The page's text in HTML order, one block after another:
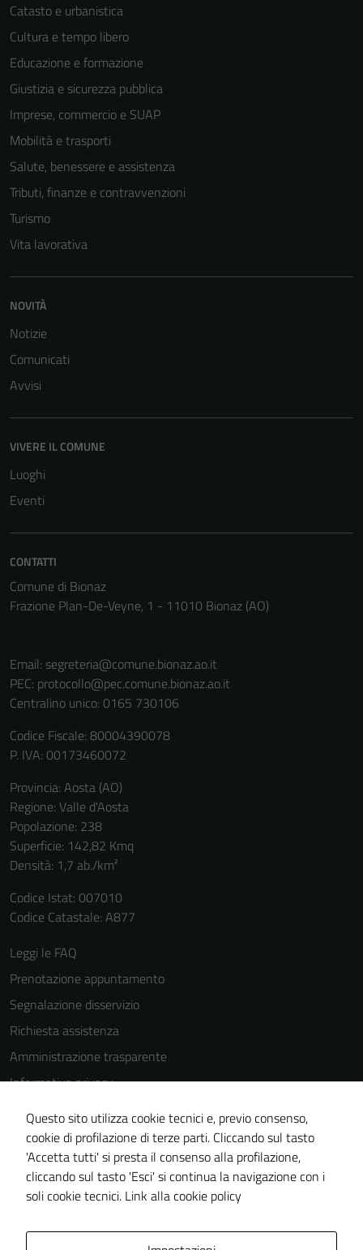
Catasto e urbanistica
Cultura e tempo libero
Educazione e formazione
Giustizia e sicurezza pubblica
Imprese, commercio e SUAP
Mobilità e trasporti
Salute, benessere e assistenza
Tributi, finanze e contravvenzioni
Turismo
Vita lavorativa
NOVITÀ
Notizie
Comunicati
Avvisi
VIVERE IL COMUNE
Luoghi
Eventi
CONTATTI
Comune di Bionaz
Frazione Plan-De-Veyne, 1 - 11010 Bionaz (AO)
Email: segreteria@comune.bionaz.ao.it
PEC: protocollo@pec.comune.bionaz.ao.it
Centralino unico: 0165 730106
Codice Fiscale: 80004390078
P. IVA: 00173460072
Provincia: Aosta (AO)
Regione: Valle d'Aosta
Popolazione: 238
Superficie: 142,82 Kmq
Densità: 1,7 ab./km²
Codice Istat: 007010
Codice Catastale: A877
Leggi le FAQ
Prenotazione appuntamento
Segnalazione disservizio
Richiesta assistenza
Amministrazione trasparente
Informativa privacy
Cookie Policy
Note legali
Dichiarazione di accessibilità
Piano di miglioramento del sito
Questo sito utilizza cookie tecnici e, previo consenso,
cookie di profilazione di terze parti. Cliccando sul tasto
'Accetta tutti' si presta il consenso alla profilazione,
cliccando sul tasto 'Esci' si continua la navigazione con i
soli cookie tecnici. Link alla cookie policy